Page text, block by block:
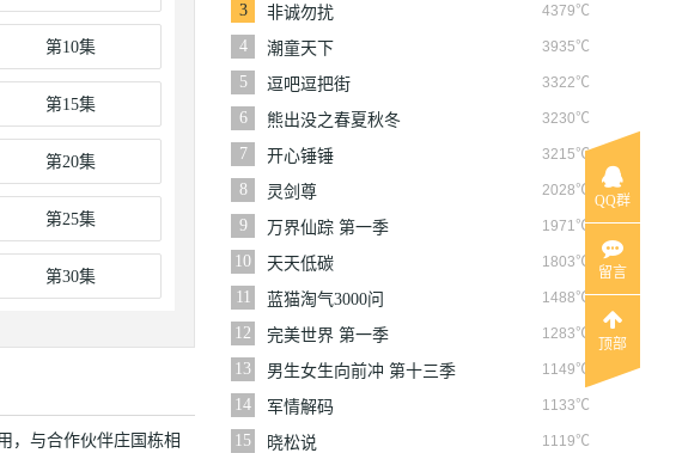
第10集
第15集
第20集
第25集
第30集
，与合作伙伴庄国栋相
3
4379℃
非诚勿扰
4
3935℃
潮童天下
5
3322℃
逗吧逗把街
6
3230℃
熊出没之春夏秋冬
7
3215℃
开心锤锤
8
2028℃
灵剑尊
9
1971℃
万界仙踪 第一季
10
1803℃
天天低碳
11
1488℃
蓝猫淘气3000问
12
1283℃
完美世界 第一季
13
1149℃
男生女生向前冲 第十三季
14
1133℃
军情解码
15
1119℃
晓松说
QQ群
留言
顶部